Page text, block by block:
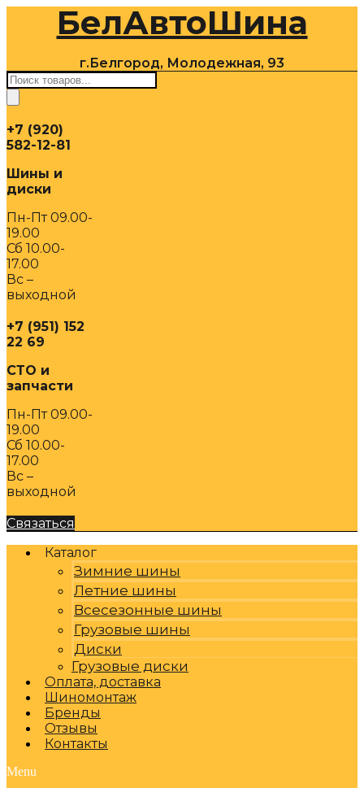
содержимомуБелАвтоШина
г.Белгород, Молодежная, 93
Поиск
товаров
+7 (920)
582-12-81
Шины и
диски
Пн-Пт 09.00-
19.00
Сб 10.00-
17.00
Вс –
выходной
+7 (951) 152
22 69
СТО и
запчасти
Пн-Пт 09.00-
19.00
Сб 10.00-
17.00
Вс –
выходной
Связаться
Каталог
Зимние шины
Летние шины
Всесезонные шины
Грузовые шины
Диски
Грузовые диски
Оплата, доставка
Шиномонтаж
Бренды
Отзывы
Контакты
Menu